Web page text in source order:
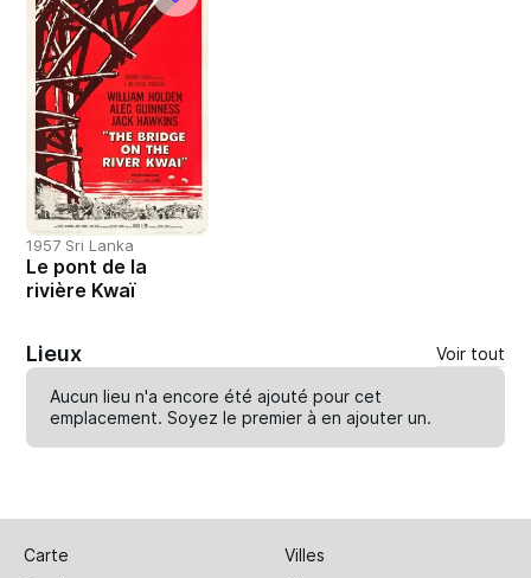
1957 Sri Lanka
Le pont de la
rivière Kwaï
Lieux Voir tout
Aucun lieu n'a encore été ajouté pour cet
emplacement. Soyez le premier à enajouter un.
Carte
Villes